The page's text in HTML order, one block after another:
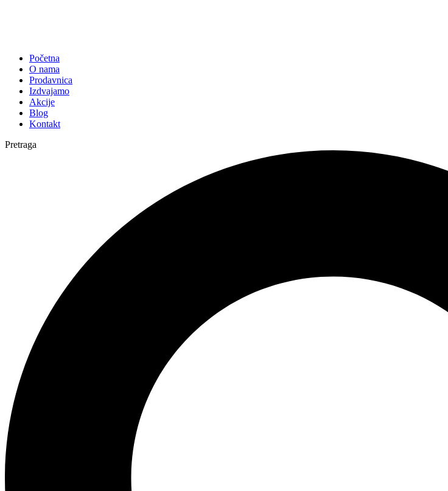
Početna
O nama
Prodavnica
Izdvajamo
Akcije
Blog
Kontakt
Pretraga